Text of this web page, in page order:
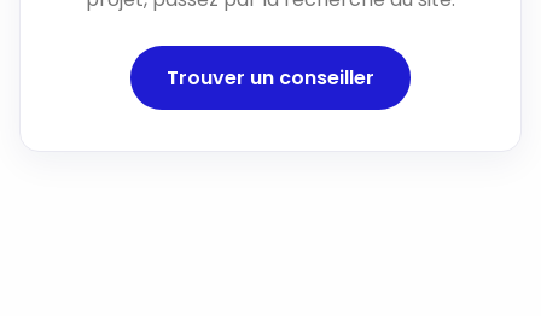
Trouver un conseiller